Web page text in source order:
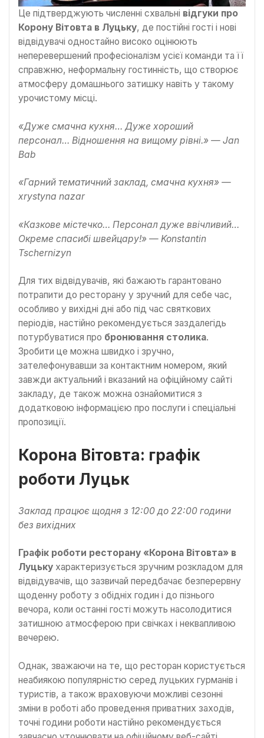
Це підтверджують численні схвальні відгуки про
Корону Вітовта в Луцьку, де постійні гості і нові
відвідувачі одностайно високо оцінюють
неперевершений професіоналізм усієї команди та її
справжню, неформальну гостинність, що створює
атмосферу домашнього затишку навіть у такому
урочистому місці.
«Дуже смачна кухня… Дуже хороший
персонал… Відношення на вищому рівні.» — Jan
Bab
«Гарний тематичний заклад, смачна кухня» —
xrystyna nazar
«Казкове містечко… Персонал дуже ввічливий…
Окреме спасибі швейцару!» — Konstantin
Tschernizyn
Для тих відвідувачів, які бажають гарантовано
потрапити до ресторану у зручний для себе час,
особливо у вихідні дні або під час святкових
періодів, настійно рекомендується заздалегідь
потурбуватися про бронювання столика.
Зробити це можна швидко і зручно,
зателефонувавши за контактним номером, який
завжди актуальний і вказаний на офіційному сайті
закладу, де також можна ознайомитися з
додатковою інформацією про послуги і спеціальні
пропозиції.
Корона Вітовта: графік
роботи Луцьк
Заклад працює щодня з 12:00 до 22:00 години
без вихідних
Графік роботи ресторану «Корона Вітовта» в
Луцьку характеризується зручним розкладом для
відвідувачів, що зазвичай передбачає безперервну
щоденну роботу з обідніх годин і до пізнього
вечора, коли останні гості можуть насолодитися
затишною атмосферою при свічках і неквапливою
вечерею.
Однак, зважаючи на те, що ресторан користується
неабиякою популярністю серед луцьких гурманів і
туристів, а також враховуючи можливі сезонні
зміни в роботі або проведення приватних заходів,
точні години роботи настійно рекомендується